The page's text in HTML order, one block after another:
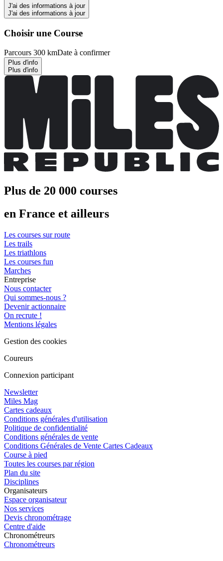
J'ai des informations à jour
J'ai des informations à jour
Choisir une Course
Parcours 300 kmDate à confirmer
Plus d'info
Plus d'info
Plus de 20 000 courses
en France et ailleurs
Les courses sur route
Les trails
Les triathlons
Les courses fun
Marches
Entreprise
Nous contacter
Qui sommes-nous ?
Devenir actionnaire
On recrute !
Mentions légales
Gestion des cookies
Coureurs
Connexion participant
Newsletter
Miles Mag
Cartes cadeaux
Conditions générales d'utilisation
Politique de confidentialité
Conditions générales de vente
Conditions Générales de Vente Cartes Cadeaux
Course à pied
Toutes les courses par région
Plan du site
Disciplines
Organisateurs
Espace organisateur
Nos services
Devis chronométrage
Centre d'aide
Chronométreurs
Chronométreurs